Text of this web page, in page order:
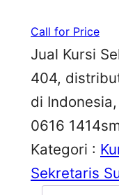
Call for Price
Jual Kursi
404,
di
0616
Kategori :
Sekretaris